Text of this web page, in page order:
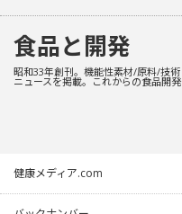
食品と開発
昭和33年創刊。機能性素材/原料/技
ニュースを掲載。これからの食品開
健康メディア.com